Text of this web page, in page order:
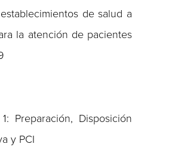
de salud a
la atención de pacientes
Preparación, Disposición
y PCI